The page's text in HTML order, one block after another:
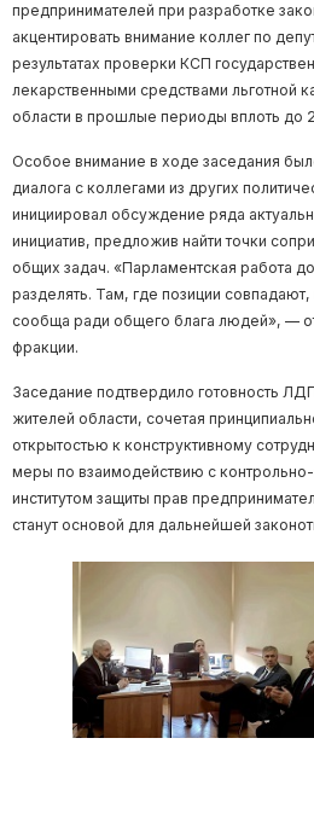
предпринимателей при разработке
акцентировать внимание коллег по
результатах проверки КСП
лекарственными средствами льготной
области в прошлые периоды вплоть до
Особое внимание в ходе заседания
диалога с коллегами из других
инициировал обсуждение ряда
инициатив, предложив найти точки
общих задач. «Парламентская работа
разделять. Там, где позиции
сообща ради общего блага людей», —
фракции.
Заседание подтвердило готовность
жителей области, сочетая
открытостью к конструктивному
меры по взаимодействию с
институтом защиты прав
станут основой для дальнейшей